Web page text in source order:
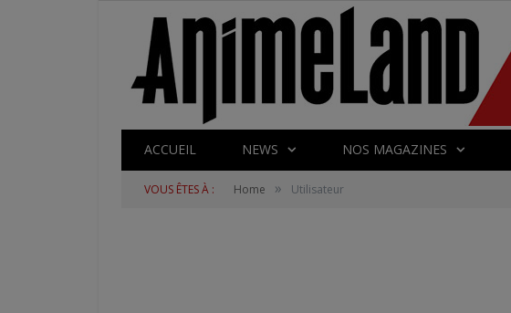
ACCUEIL NEWS NOS MAGAZINES
VOUS ÊTES À : Home » Utilisateur